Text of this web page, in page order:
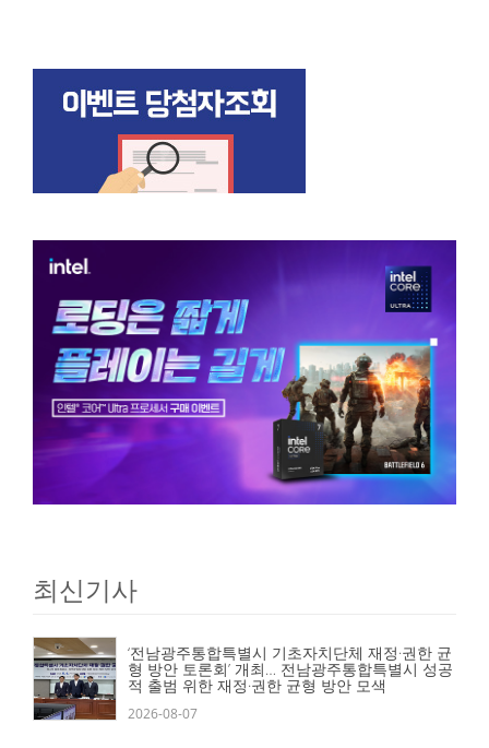
최신기사
‘전남광주통합특별시 기초자치단체 재정·권한 균
형 방안 토론회’ 개최… 전남광주통합특별시 성공
적 출범 위한 재정·권한 균형 방안 모색
2026-08-07